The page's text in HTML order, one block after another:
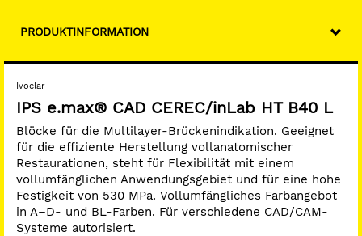
Implantatgetragene Hybrid-Versorgungen (Hybrid-
Veneers und okklusale Veneers
Inlays, Onlays, Teilkronen
Ausgezeichnete Ästhetik mit hoher Biegefestigkeit von
530 MPa
Breites Restaurationsspektrum für Ihre CAD/CAM
Anwendung chairside
Konventionelle, adhäsive oder selbstadhäsive
Befestigung
PRODUKTINFORMATION
Ivoclar
IPS e.max® CAD CEREC/inLab HT B40 L
Blöcke für die Multilayer-Brückenindikation. Geeignet
für die effiziente Herstellung vollanatomischer
Restaurationen, steht für Flexibilität mit einem
vollumfänglichen Anwendungsgebiet und für eine hohe
Festigkeit von 530 MPa. Vollumfängliches Farbangebot
in A–D- und BL-Farben. Für verschiedene CAD/CAM-
Systeme autorisiert.